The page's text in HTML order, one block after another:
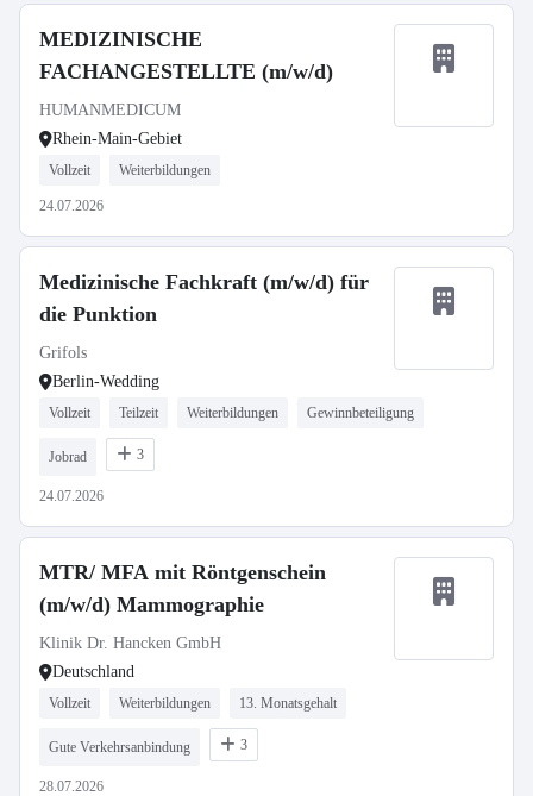
MEDIZINISCHE
FACHANGESTELLTE (m/w/d)
HUMANMEDICUM
Rhein-Main-Gebiet
Vollzeit Weiterbildungen
24.07.2026
Medizinische Fachkraft (m/w/d) für
die Punktion
Grifols
Berlin-Wedding
Vollzeit Teilzeit Weiterbildungen Gewinnbeteiligung
Jobrad 3
24.07.2026
MTR/ MFA mit Röntgenschein
(m/w/d) Mammographie
Klinik Dr. Hancken GmbH
Deutschland
Vollzeit Weiterbildungen 13. Monatsgehalt
Gute Verkehrsanbindung 3
28.07.2026